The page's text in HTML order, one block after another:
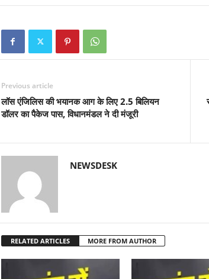
Previous article
लॉस एंजिलिस की भयानक आग के लिए 2.5 बिलियन
डॉलर का पैकेज पास, विधानमंडल ने दी मंजूरी
NEWSDESK
RELATED ARTICLES MORE FROM AUTHOR